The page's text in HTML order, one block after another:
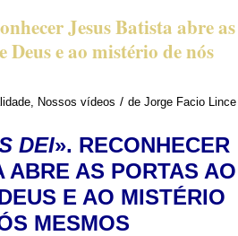
Jesus Batista abre as
e ao mistério de nós
, Nossos vídeos / de Jorge Facio Lince
DEI». RECONHECER
ABRE AS PORTAS AO
E AO MISTÉRIO
MESMOS